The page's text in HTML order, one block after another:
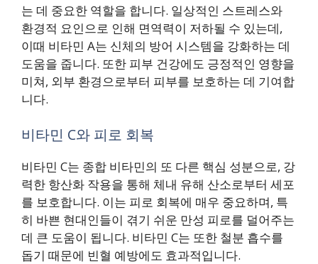
는 데 중요한 역할을 합니다. 일상적인 스트레스와
환경적 요인으로 인해 면역력이 저하될 수 있는데,
이때 비타민 A는 신체의 방어 시스템을 강화하는 데
도움을 줍니다. 또한 피부 건강에도 긍정적인 영향을
미쳐, 외부 환경으로부터 피부를 보호하는 데 기여합
니다.
비타민 C와 피로 회복
비타민 C는 종합 비타민의 또 다른 핵심 성분으로, 강
력한 항산화 작용을 통해 체내 유해 산소로부터 세포
를 보호합니다. 이는 피로 회복에 매우 중요하며, 특
히 바쁜 현대인들이 겪기 쉬운 만성 피로를 덜어주는
데 큰 도움이 됩니다. 비타민 C는 또한 철분 흡수를
돕기 때문에 빈혈 예방에도 효과적입니다.